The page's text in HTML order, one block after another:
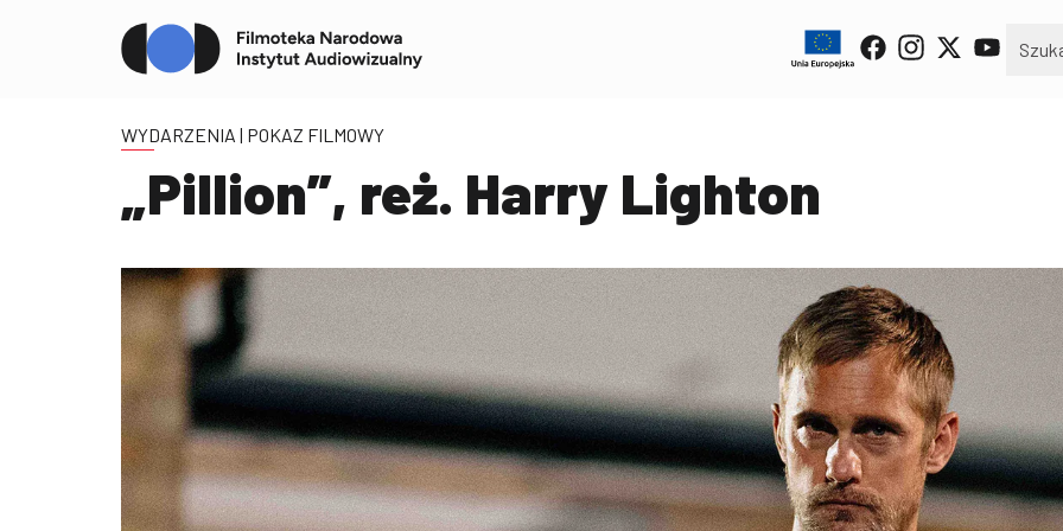
WYDARZENIA | POKAZ FILMOWY
„Pillion”, reż. Harry Lighton